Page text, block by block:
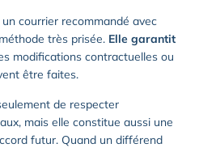
courrier recommandé avec
très prisée. Elle garantit
modifications contractuelles ou
être faites.
de respecter
mais elle constitue aussi une
futur. Quand un différend